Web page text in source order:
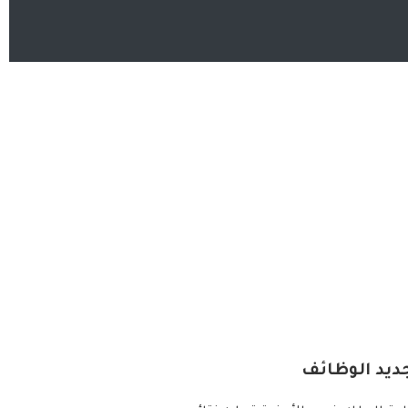
الوظائف